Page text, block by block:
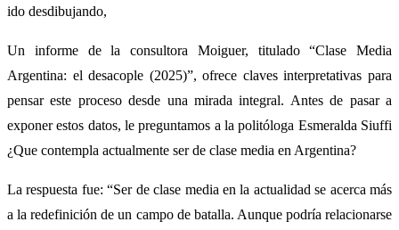
ido desdibujando,
Un informe de la consultora Moiguer, titulado “Clase Media
Argentina: el desacople (2025)”, ofrece claves interpretativas para
pensar este proceso desde una mirada integral. Antes de pasar a
exponer estos datos, le preguntamos a la politóloga Esmeralda Siuffi
¿Que contempla actualmente ser de clase media en Argentina?
La respuesta fue: “Ser de clase media en la actualidad se acerca más
a la redefinición de un campo de batalla. Aunque podría relacionarse